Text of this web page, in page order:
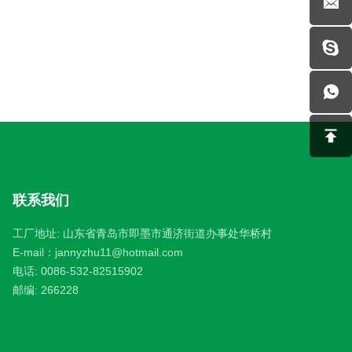
联系我们
工厂地址: 山东省青岛市即墨市通济街道办事处华桥村
E-mail： jannyzhu11@hotmail.com
电话:0086-532-82515902
邮编: 266228